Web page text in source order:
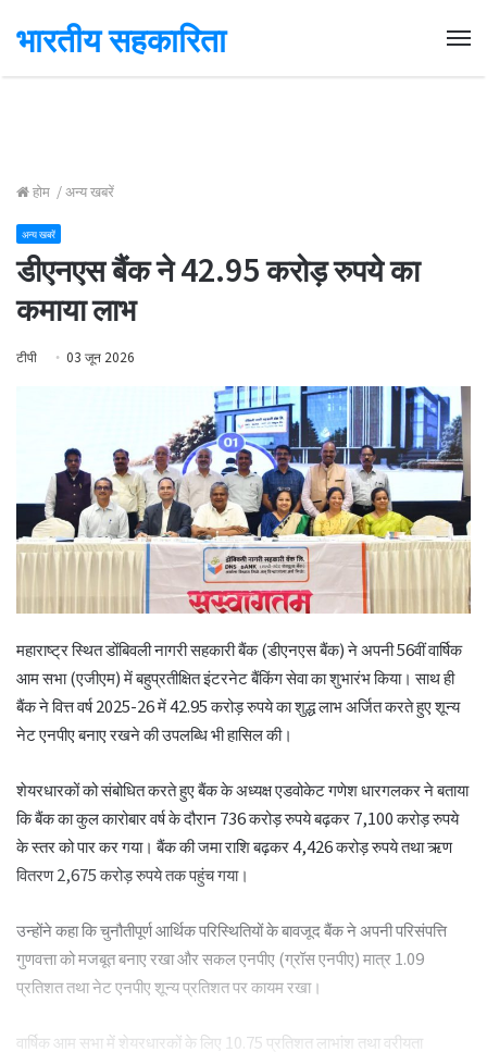
भारतीय सहकारिता
होम /अन्य खबरें
अन्य खबरें
डीएनएस बैंक ने 42.95 करोड़ रुपये का
कमाया लाभ
टीपी 03 जून 2026
महाराष्ट्र स्थित डोंबिवली नागरी सहकारी बैंक (डीएनएस बैंक) ने अपनी 56वीं वार्षिक
आम सभा (एजीएम) में बहुप्रतीक्षित इंटरनेट बैंकिंग सेवा का शुभारंभ किया। साथ ही
बैंक ने वित्त वर्ष 2025-26 में 42.95 करोड़ रुपये का शुद्ध लाभ अर्जित करते हुए शून्य
नेट एनपीए बनाए रखने की उपलब्धि भी हासिल की।
शेयरधारकों को संबोधित करते हुए बैंक के अध्यक्ष एडवोकेट गणेश धारगलकर ने बताया
कि बैंक का कुल कारोबार वर्ष के दौरान 736 करोड़ रुपये बढ़कर 7,100 करोड़ रुपये
के स्तर को पार कर गया। बैंक की जमा राशि बढ़कर 4,426 करोड़ रुपये तथा ऋण
वितरण 2,675 करोड़ रुपये तक पहुंच गया।
उन्होंने कहा कि चुनौतीपूर्ण आर्थिक परिस्थितियों के बावजूद बैंक ने अपनी परिसंपत्ति
गुणवत्ता को मजबूत बनाए रखा और सकल एनपीए (ग्रॉस एनपीए) मात्र 1.09
प्रतिशत तथा नेट एनपीए शून्य प्रतिशत पर कायम रखा।
वार्षिक आम सभा में शेयरधारकों के लिए 10.75 प्रतिशत लाभांश तथा वरीयता